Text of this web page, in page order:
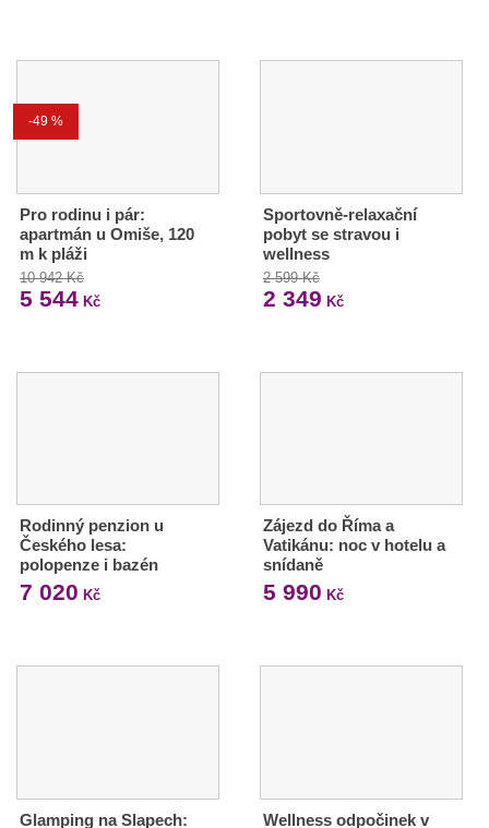
-49 %
Pro rodinu i pár:
apartmán u Omiše, 120
m k pláži
10 942 Kč
5 544 Kč
Sportovně-relaxační
pobyt se stravou i
wellness
2 599 Kč
2 349 Kč
Rodinný penzion u
Českého lesa:
polopenze i bazén
7 020 Kč
Zájezd do Říma a
Vatikánu: noc v hotelu a
snídaně
5 990 Kč
Glamping na Slapech:
Wellness odpočinek v